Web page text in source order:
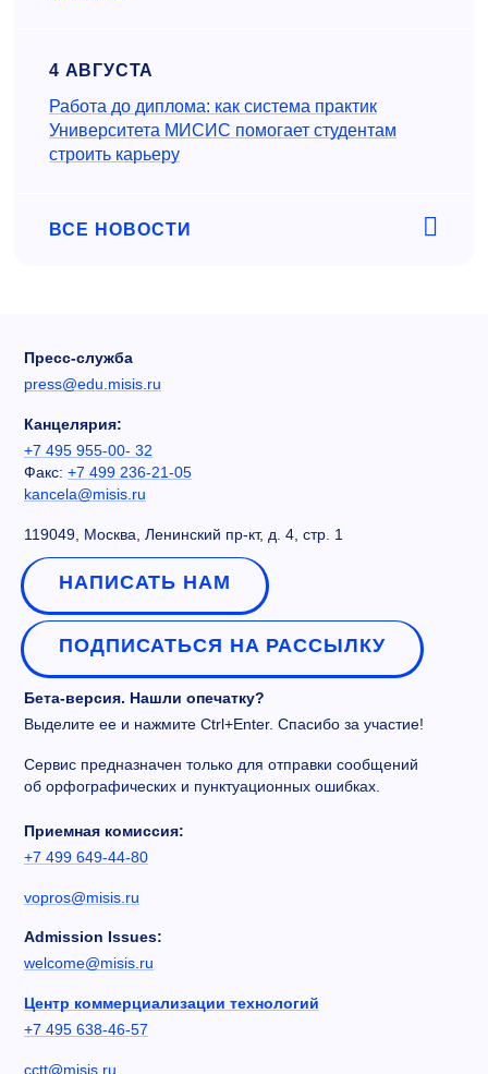
4 АВГУСТА
Работа до диплома: как система практик
Университета МИСИС помогает студентам
строить карьеру
ВСЕ НОВОСТИ
Пресс-служба
press@edu.misis.ru
Канцелярия:
+7 495 955-00- 32
Факс: +7 499 236-21-05
kancela@misis.ru
119049, Москва, Ленинский пр-кт, д. 4, стр. 1
НАПИСАТЬ НАМ
ПОДПИСАТЬСЯ НА РАССЫЛКУ
Бета-версия. Нашли опечатку?
Выделите ее и нажмите Ctrl+Enter. Спасибо за участие!
Сервис предназначен только для отправки сообщений
об орфографических и пунктуационных ошибках.
Приемная комиссия:
+7 499 649-44-80
vopros@misis.ru
Admission Issues:
welcome@misis.ru
Центр коммерциализации технологий
+7 495 638-46-57
cctt@misis.ru